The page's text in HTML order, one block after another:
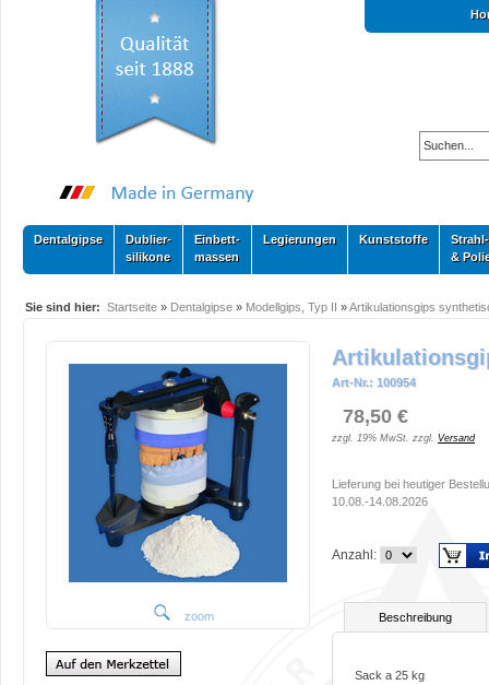
Dentalgipse
Dublier-
silikone
Einbett-
massen
Legierungen Kunststoffe
Strahl-
&
Sie sind hier: Startseite » Dentalgipse » Modellgips, Typ II »Artikulationsgips
zoom
Art-Nr.: 100954
78,50 €
zzgl. 19% MwSt. zzgl. Versand
Lieferung bei heutiger
10.08.-14.08.2026
Anzahl:
Beschreibung
Sack a 25 kg